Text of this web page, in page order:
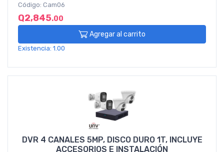
Código: Cam06
Q2,845.00
Agregar al carrito
Existencia: 1.00
DVR 4 CANALES 5MP, DISCO DURO 1T, INCLUYE
ACCESORIOS E INSTALACIÓN